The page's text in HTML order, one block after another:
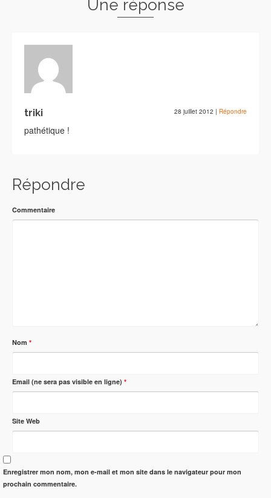
Une réponse
triki 28 juillet 2012 | Répondre
pathétique !
Répondre
Commentaire
Nom *
Email (ne sera pas visible en ligne) *
Site Web
Enregistrer mon nom, mon e-mail et mon site dans le navigateur pour mon
prochain commentaire.